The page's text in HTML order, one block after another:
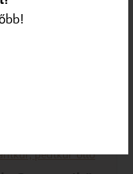
pedikűr olló